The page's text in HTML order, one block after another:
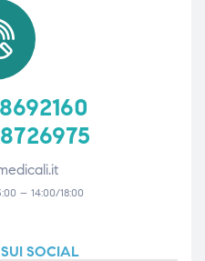
– 14:00/18:00
SOCIAL